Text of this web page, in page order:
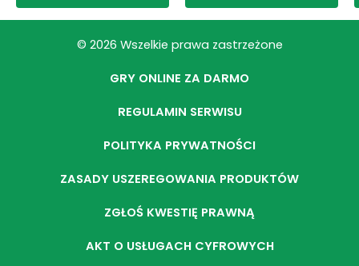
© 2026 Wszelkie prawa zastrzeżone
GRY ONLINE ZA DARMO
REGULAMIN SERWISU
POLITYKA PRYWATNOŚCI
ZASADY USZEREGOWANIA PRODUKTÓW
ZGŁOŚ KWESTIĘ PRAWNĄ
AKT O USŁUGACH CYFROWYCH